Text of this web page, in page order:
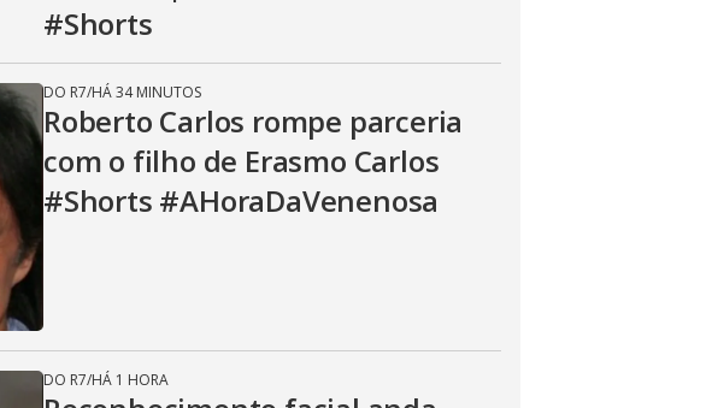
i
d
e
o
#Shorts
DO R7/HÁ 34 MINUTOS
Roberto Carlos rompe parceria
com o filho de Erasmo Carlos
#Shorts #AHoraDaVenenosa
DO R7/HÁ 1 HORA